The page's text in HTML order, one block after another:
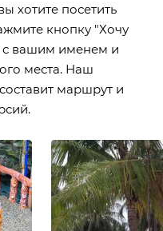
хотите посетить
кнопку "Хочу
с вашим именем и
места. Наш
маршрут и